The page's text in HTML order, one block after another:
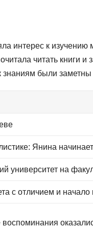
интерес к изучению
читать книги
знаниям были
Янина
университет на
с отличием и начало
воспоминания